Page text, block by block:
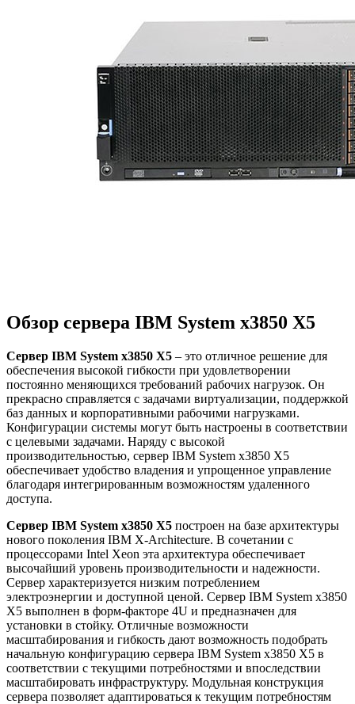
Обзор сервера IBM System x3850 X5
Сервер IBM System x3850 X5 – это отличное решение для
обеспечения высокой гибкости при удовлетворении
постоянно меняющихся требований рабочих нагрузок. Он
прекрасно справляется с задачами виртуализации, поддержкой
баз данных и корпоративными рабочими нагрузками.
Конфигурации системы могут быть настроены в соответствии
с целевыми задачами. Наряду с высокой
производительностью, сервер IBM System x3850 X5
обеспечивает удобство владения и упрощенное управление
благодаря интегрированным возможностям удаленного
доступа.
Сервер IBM System x3850 X5 построен на базе архитектуры
нового поколения IBM X-Architecture. В сочетании с
процессорами Intel Xeon эта архитектура обеспечивает
высочайший уровень производительности и надежности.
Сервер характеризуется низким потреблением
электроэнергии и доступной ценой. Сервер IBM System x3850
X5 выполнен в форм-факторе 4U и предназначен для
установки в стойку. Отличные возможности
масштабирования и гибкость дают возможность подобрать
начальную конфигурацию сервера IBM System x3850 X5 в
соответствии с текущими потребностями и впоследствии
масштабировать инфраструктуру. Модульная конструкция
сервера позволяет адаптироваться к текущим потребностям